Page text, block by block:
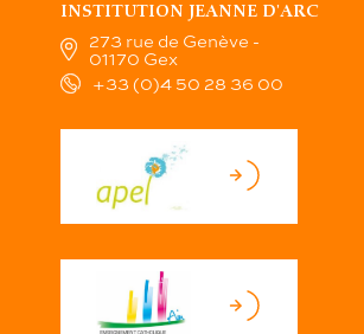
INSTITUTION JEANNE D'ARC
273 rue de Genève -
01170 Gex
+33 (0)4 50 28 36 00